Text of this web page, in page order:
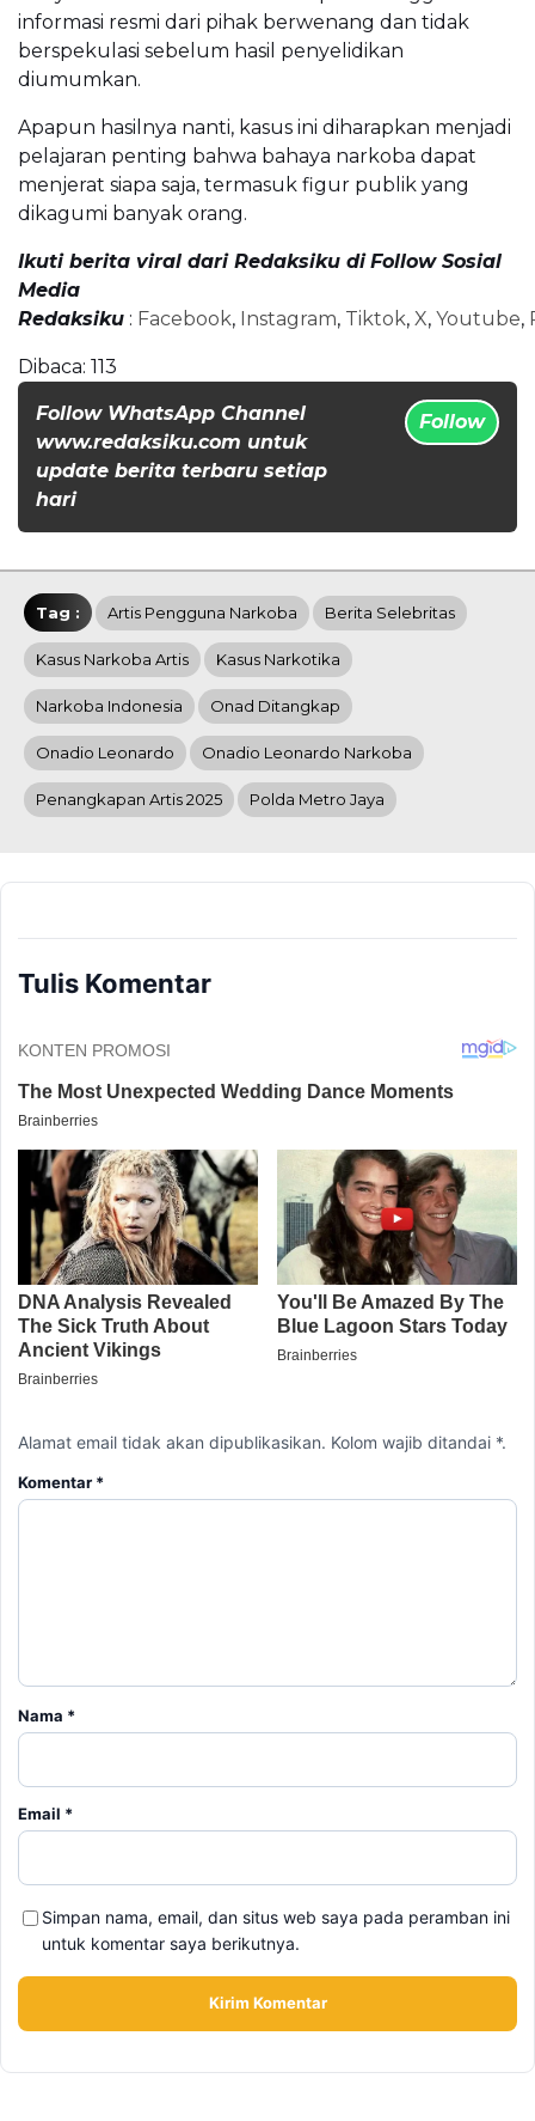
informasi resmi dari pihak berwenang dan tidak
berspekulasi sebelum hasil penyelidikan
diumumkan.
Apapun hasilnya nanti, kasus ini diharapkan menjadi
pelajaran penting bahwa bahaya narkoba dapat
menjerat siapa saja, termasuk figur publik yang
dikagumi banyak orang.
Ikuti berita viral dari Redaksiku di Follow Sosial
Media
Redaksiku : Facebook, Instagram, Tiktok, X, Youtube,
Dibaca: 113
Follow WhatsApp Channel
www.redaksiku.com untuk
update berita terbaru setiap
hari
Follow
Tag : Artis Pengguna Narkoba Berita Selebritas
Kasus Narkoba Artis Kasus Narkotika
Narkoba Indonesia Onad Ditangkap
Onadio Leonardo Onadio Leonardo Narkoba
Penangkapan Artis 2025 Polda Metro Jaya
Tulis Komentar
Alamat email tidak akan dipublikasikan. Kolom wajib ditandai *.
Komentar *
Nama *
Email *
Simpan nama, email, dan situs web saya pada peramban ini
untuk komentar saya berikutnya.